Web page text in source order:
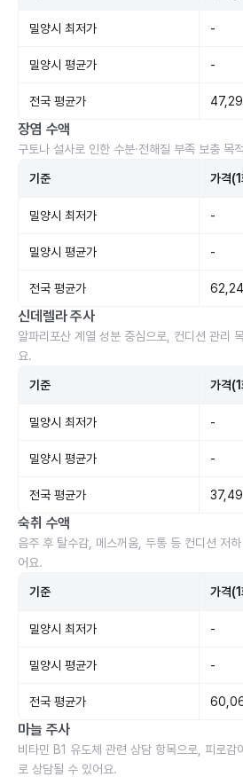
밀양시 최저가 -
밀양시 평균가 -
전국 평균가
장염 수액
구토나 설사로 인한 수분·전해질 부족 보충 목
기준 가격
밀양시 최저가 -
밀양시 평균가 -
전국 평균가
신데렐라 주사
알파리포산 계열 성분 중심으로, 컨디션 관리
요.
기준 가격
밀양시 최저가 -
밀양시 평균가 -
전국 평균가
숙취 수액
음주 후 탈수감, 메스꺼움, 두통 등 컨디션 저
어요.
기준 가격
밀양시 최저가 -
밀양시 평균가 -
전국 평균가
마늘 주사
비타민 B1 유도체 관련 상담 항목으로, 피로감
로 상담될 수 있어요.